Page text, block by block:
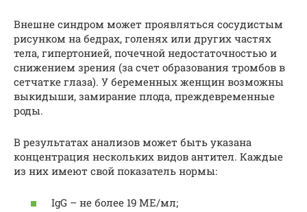
Внешне синдром может проявляться сосудистым
рисунком на бедрах, голенях или других частях
тела, гипертонией, почечной недостаточностью и
снижением зрения (за счет образования тромбов в
сетчатке глаза). У беременных женщин возможны
выкидыши, замирание плода, преждевременные
роды.
В результатах анализов может быть указана
концентрация нескольких видов антител. Каждые
из них имеют свой показатель нормы:
IgG – не более 19 МЕ/мл;